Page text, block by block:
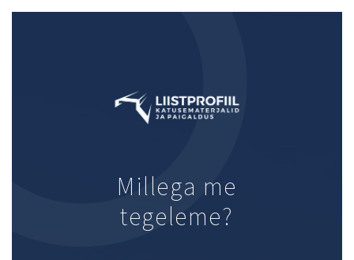
Millega me
tegeleme?